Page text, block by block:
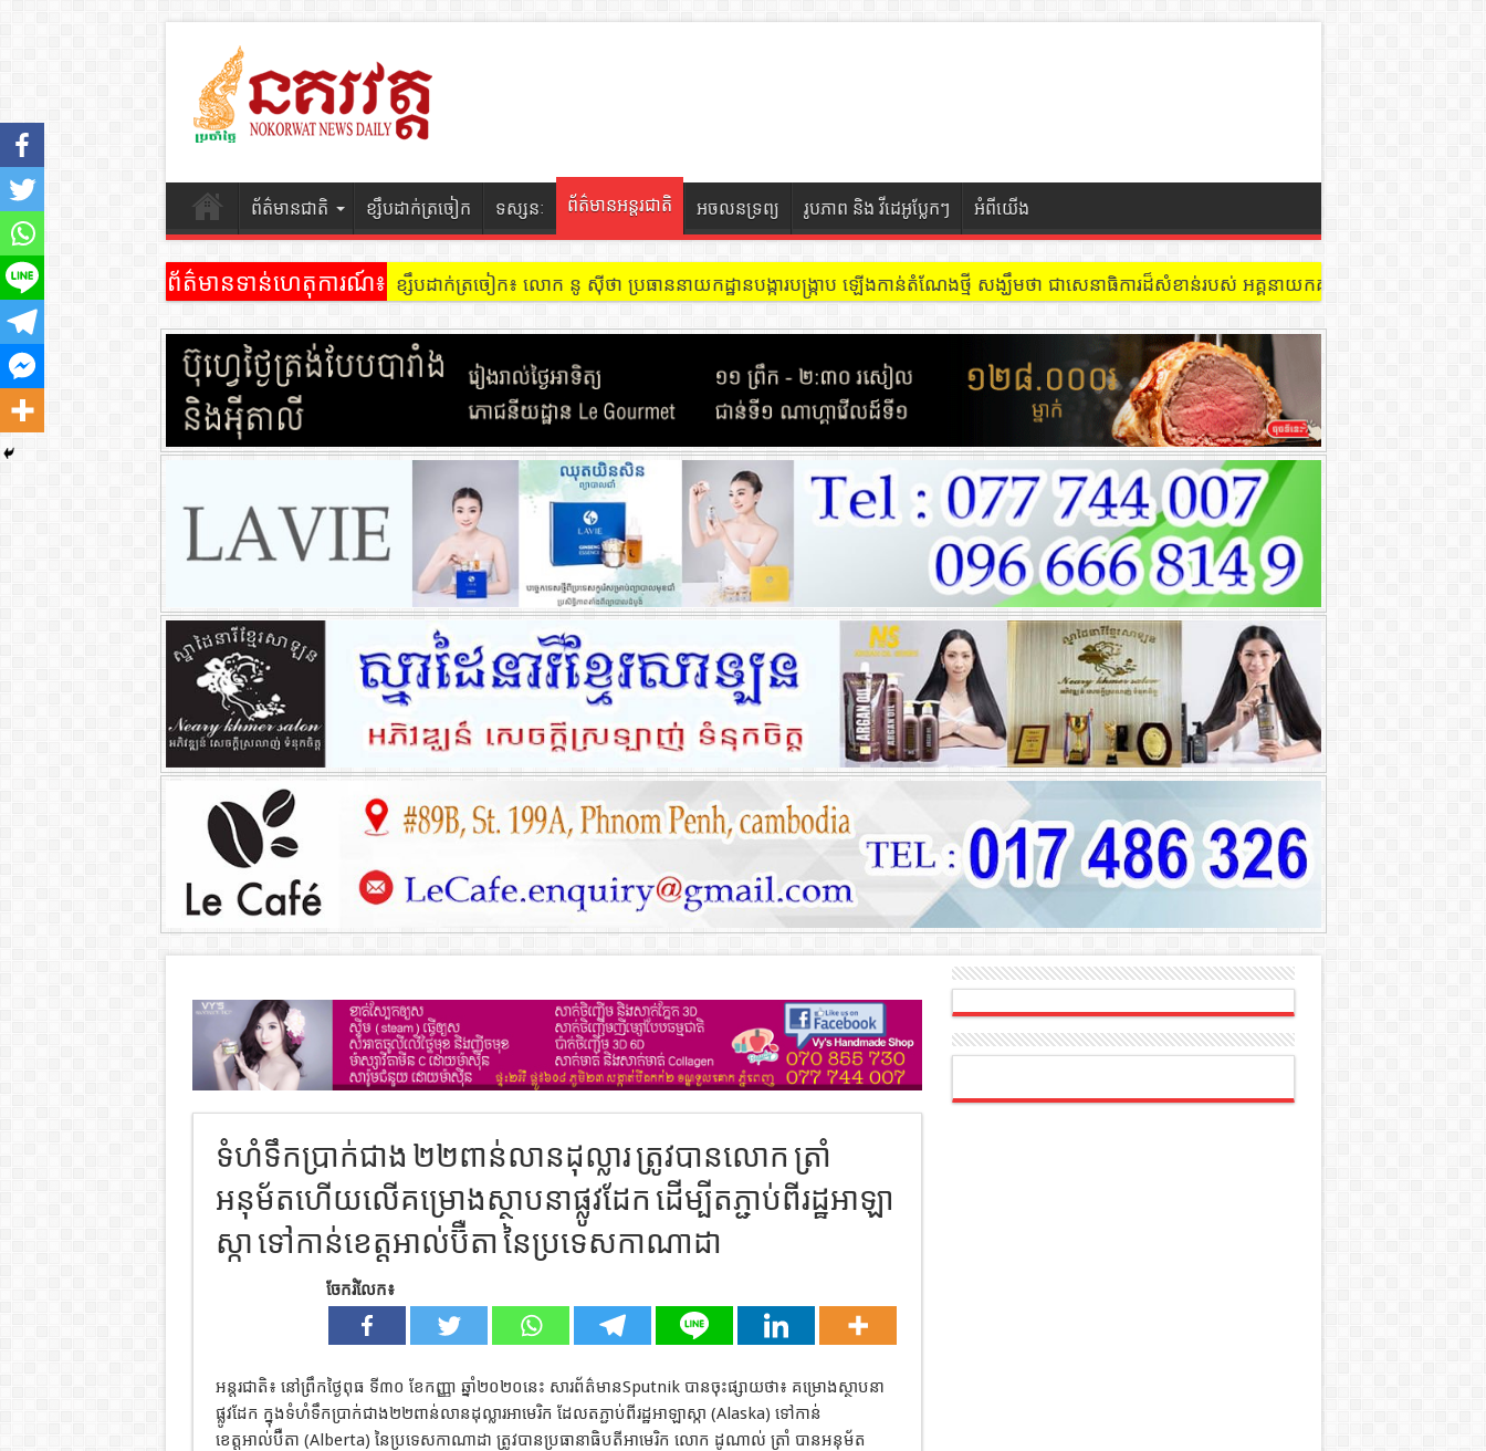
ព័ត៌មានជាតិ ខ្សឹបដាក់ត្រចៀក ទស្សនៈ ព័ត៌មានអន្តរជាតិ អចលនទ្រព្យ រូបភាព និង វីដេអូប្លែកៗ អំពីយើង
ព័ត៌មានទាន់ហេតុការណ៍៖ ខ្សឹបដាក់ត្រចៀក ៖ អគារ Sky 31 នៅខណ្ឌទួលគោក មានអ្នកជួលបន្ទប់បើកល្បែងសុីសង នៅជាន់ទី៩ បន្ទប់ ៩០២ !
ទំហំទឹកប្រាក់ជាង ២២ពាន់លានដុល្លារ ត្រូវបានលោក ត្រាំ
អនុម័តហើយលើគម្រោងស្ថាបនាផ្លូវដែក ដើម្បីតភ្ជាប់ពីរដ្ឋអាឡា
ស្កា ទៅកាន់ខេត្តអាល់ប៊ឺតា នៃប្រទេសកាណាដា
ចែករំលែក៖
អន្តរជាតិ៖ នៅព្រឹកថ្ងៃពុធ ទី៣០ ខែកញ្ញា ឆ្នាំ២០២០នេះ សារព័ត៌មានSputnik បានចុះផ្សាយថា៖ គម្រោងស្ថាបនា
ផ្លូវដែក ក្នុងទំហំទឹកប្រាក់ជាង២២ពាន់លានដុល្លារអាមេរិក ដែលតភ្ជាប់ពីរដ្ឋអាឡាស្កា (Alaska) ទៅកាន់
ខេត្តអាល់ប៊ឺតា (Alberta) នៃប្រទេសកាណាដា ត្រូវបានប្រធានាធិបតីអាមេរិក លោក ដូណាល់ ត្រាំ បានអនុម័ត